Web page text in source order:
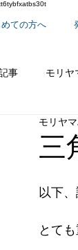
ての方へ
事 モリヤ
スーパー単語シリ
三
モリヤ
以下
とて